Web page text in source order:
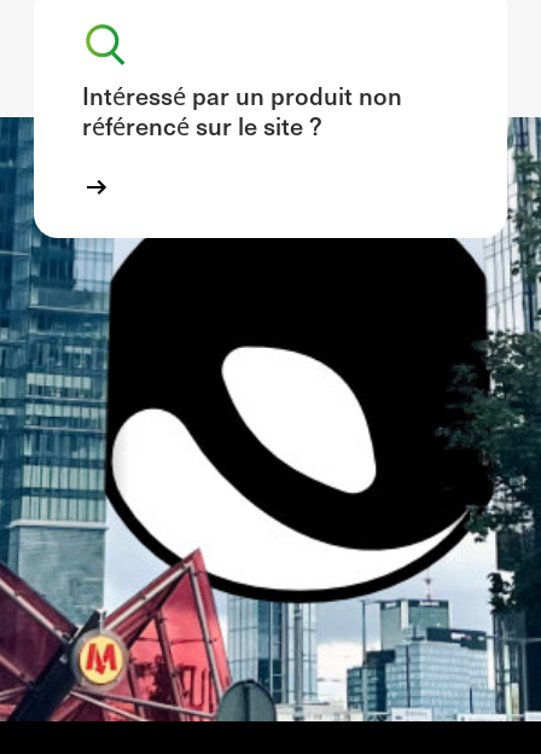
Intéressé par un produit non
référencé sur le site ?